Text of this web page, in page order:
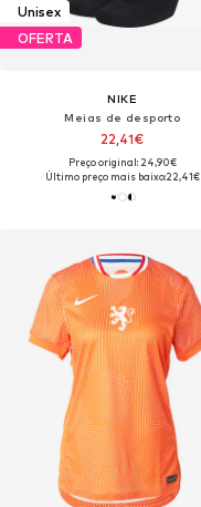
Unisex
OFERTA
NIKE
Meias de desporto
22,41€
Preço original: 24,90€
Último preço mais baixo:22,41€